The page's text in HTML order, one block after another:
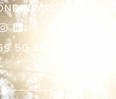
50 46